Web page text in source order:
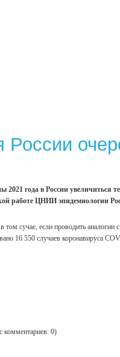
России
года в России увеличиться
работе ЦНИИ эпидемиологии
том сучае, если проводить
16 550 случаев коронавируса
комментариев: 0)